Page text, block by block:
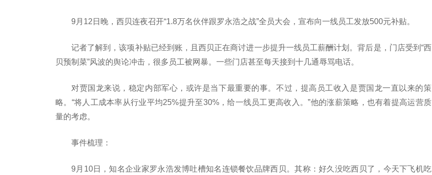
9月12日晚，西贝连夜召开“1.8万名伙伴跟罗永浩之战”全员大会，宣布向一线员工发放500元补贴。
记者了解到，该项补贴已经到账，且西贝正在商讨进一步提升一线员工薪酬计划。背后是，门店受到“西
贝预制菜”风波的舆论冲击，很多员工被网暴。一些门店甚至每天接到十几通辱骂电话。
对贾国龙来说，稳定内部军心，或许是当下最重要的事。不过，提高员工收入是贾国龙一直以来的策
略。“将人工成本率从行业平均25%提升至30%，给一线员工更高收入。”他的涨薪策略，也有着提高运营质
量的考虑。
事件梳理：
9月10日，知名企业家罗永浩发博吐槽知名连锁餐饮品牌西贝。其称：好久没吃西贝了，今天下飞机吃